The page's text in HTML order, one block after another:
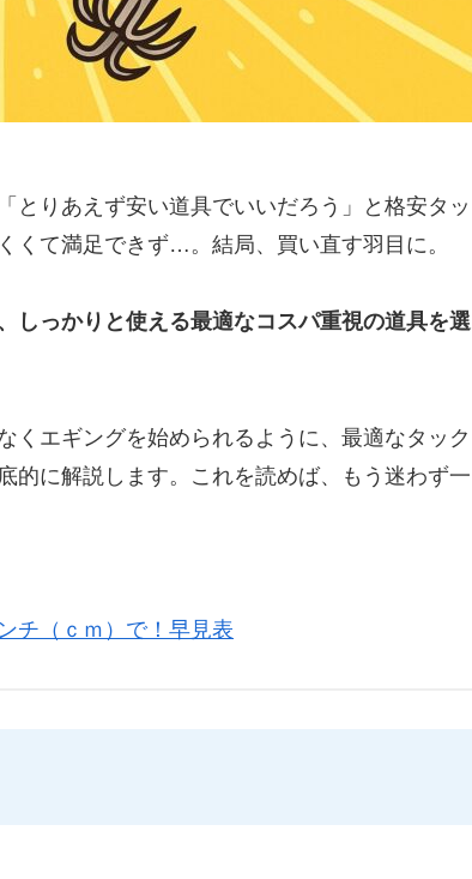
とりあえず安い道具でいいだろう」と格安タッ
くて満足できず…。結局、買い直す羽目に。
しっかりと使える最適なコスパ重視の道具を選
くエギングを始められるように、最適なタック
的に解説します。これを読めば、もう迷わず一
チ（ｃｍ）で！早見表